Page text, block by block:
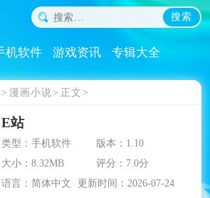
搜索
机软件 游戏资讯 专辑大全
漫画小说 正文
E站
类型：手机软件
版本：1.10
大小：8.32MB
评分：7.0分
语言：简体中文
更新时间：2026-07-24